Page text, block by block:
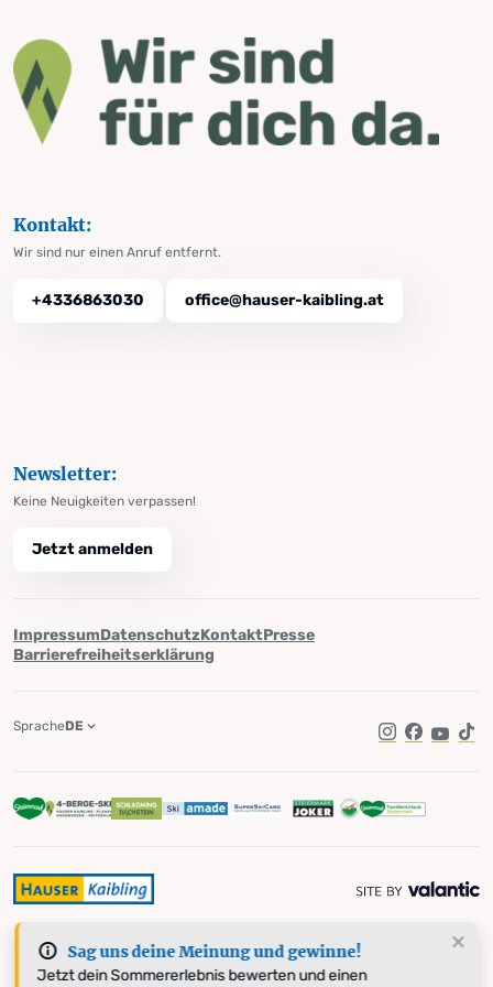
Sag uns deine Meinung und gewinne!
Jetzt dein Sommererlebnis bewerten und einen
Kontakt:
Wir sind nur einen Anruf entfernt.
+4336863030 office@hauser-kaibling.at
Newsletter:
Keine Neuigkeiten verpassen!
Jetzt anmelden
ImpressumDatenschutzKontaktPresse
Barrierefreiheitserklärung
Instagram
Facebook
SpracheDE